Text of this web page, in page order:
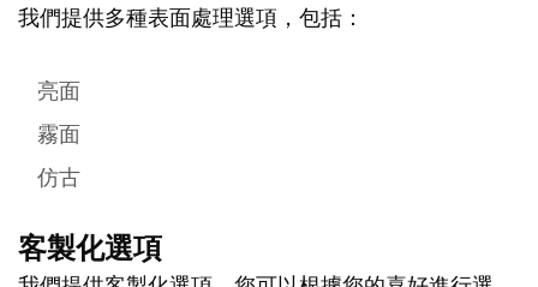
我們提供多種表面處理選項，包括：
亮面
霧面
仿古
客製化選項